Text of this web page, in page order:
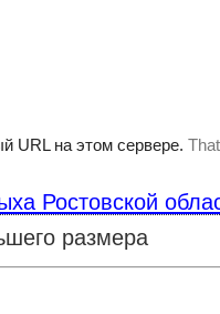
Ростовской
размера